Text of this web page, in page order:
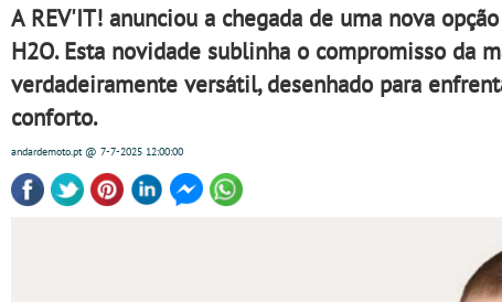
A REV'IT! anunciou a chegada de uma nova
H2O. Esta novidade sublinha o compromisso da
verdadeiramente versátil, desenhado para
conforto.
andardemoto.pt @ 7-7-2025 12:00:00